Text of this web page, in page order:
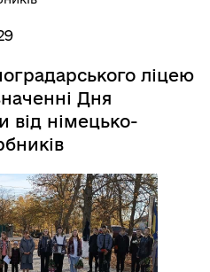
ліцею
Дня
від німецько-